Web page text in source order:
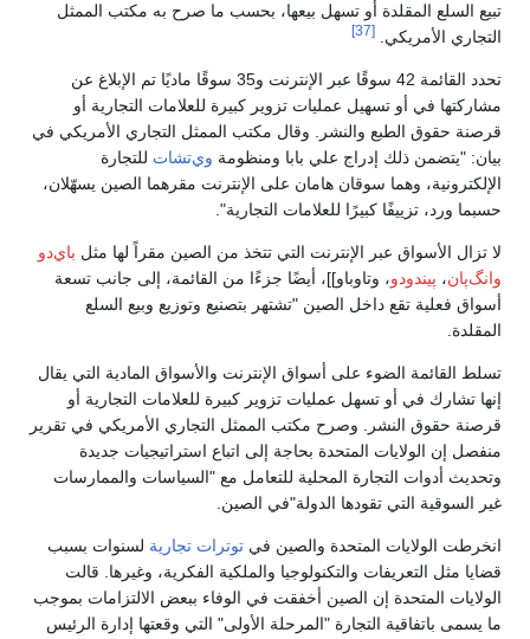
تبيع السلع المقلدة أو تسهل بيعها، بحسب ما صرح به مكتب الممثل
التجاري الأمريكي. [37]
تحدد القائمة 42 سوقًا عبر الإنترنت و35 سوقًا ماديًا تم الإبلاغ عن
مشاركتها في أو تسهيل عمليات تزوير كبيرة للعلامات التجارية أو
قرصنة حقوق الطبع والنشر. وقال مكتب الممثل التجاري الأمريكي في
بيان: "يتضمن ذلك إدراج علي بابا ومنظومة وي‌تشات للتجارة
الإلكترونية، وهما سوقان هامان على الإنترنت مقرهما الصين يسهّلان،
حسبما ورد، تزييفًا كبيرًا للعلامات التجارية".
لا تزال الأسواق عبر الإنترنت التي تتخذ من الصين مقراً لها مثل باي‌دو
وانگ‌پان، پيندودو، وتاوباو]]، أيضًا جزءًا من القائمة، إلى جانب تسعة
أسواق فعلية تقع داخل الصين "تشتهر بتصنيع وتوزيع وبيع السلع
المقلدة.
تسلط القائمة الضوء على أسواق الإنترنت والأسواق المادية التي يقال
إنها تشارك في أو تسهل عمليات تزوير كبيرة للعلامات التجارية أو
قرصنة حقوق النشر. وصرح مكتب الممثل التجاري الأمريكي في تقرير
منفصل إن الولايات المتحدة بحاجة إلى اتباع استراتيجيات جديدة
وتحديث أدوات التجارة المحلية للتعامل مع "السياسات والممارسات
غير السوقية التي تقودها الدولة"في الصين.
انخرطت الولايات المتحدة والصين في توترات تجارية لسنوات بسبب
قضايا مثل التعريفات والتكنولوجيا والملكية الفكرية، وغيرها. قالت
الولايات المتحدة إن الصين أخفقت في الوفاء ببعض الالتزامات بموجب
ما يسمى باتفاقية التجارة "المرحلة الأولى" التي وقعتها إدارة الرئيس